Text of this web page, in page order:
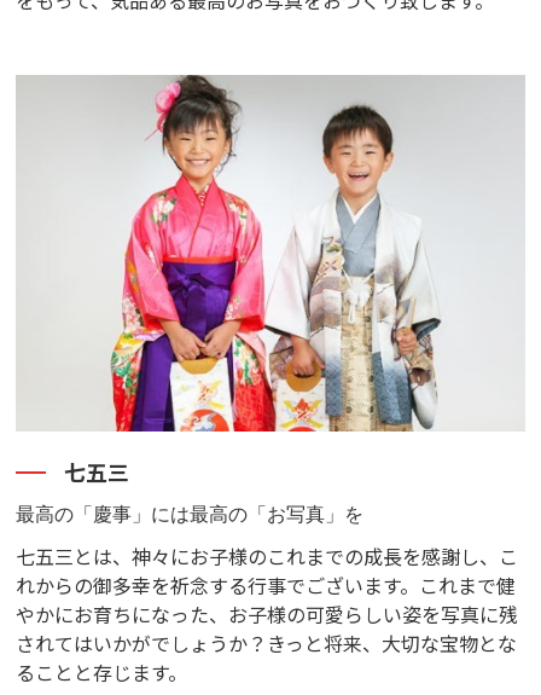
七五三
最高の「慶事」には最高の「お写真」を
七五三とは、神々にお子様のこれまでの成長を感謝し、こ
れからの御多幸を祈念する行事でございます。これまで健
やかにお育ちになった、お子様の可愛らしい姿を写真に残
されてはいかがでしょうか？きっと将来、大切な宝物とな
ることと存じます。